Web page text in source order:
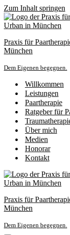
Zum Inhalt springen
Praxis für
München
Dem Eigenen begegnen.
Willkommen
Leistungen
Paartherapie
Ratgeber für
Über mich
Medien
Honorar
Kontakt
Praxis für
München
Dem Eigenen begegnen.